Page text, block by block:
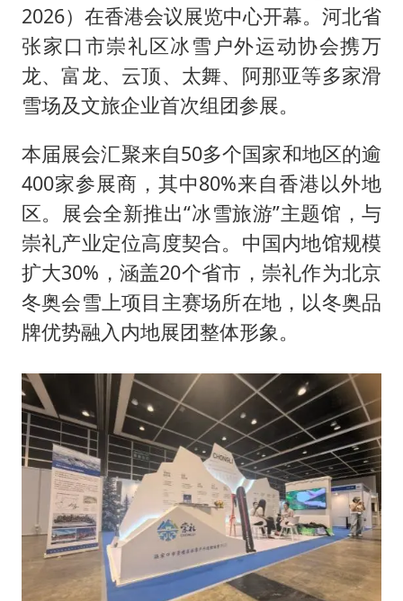
2026）在香港会议展览中心开幕。河北省
张家口市崇礼区冰雪户外运动协会携万
龙、富龙、云顶、太舞、阿那亚等多家滑
雪场及文旅企业首次组团参展。
本届展会汇聚来自50多个国家和地区的逾
400家参展商，其中80%来自香港以外地
区。展会全新推出“冰雪旅游”主题馆，与
崇礼产业定位高度契合。中国内地馆规模
扩大30%，涵盖20个省市，崇礼作为北京
冬奥会雪上项目主赛场所在地，以冬奥品
牌优势融入内地展团整体形象。